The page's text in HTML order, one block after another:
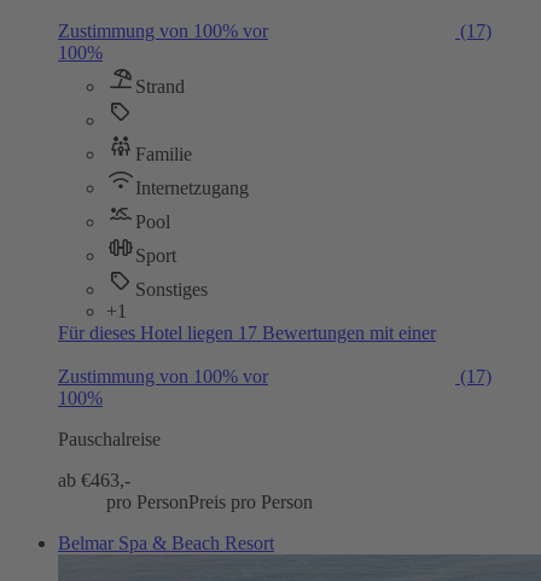
Zustimmung von 100% vor
(17)
100%
Strand
Familie
Internetzugang
Pool
Sport
Sonstiges
+1
Für dieses Hotel liegen 17 Bewertungen mit einer
Zustimmung von 100% vor
(17)
100%
Pauschalreise
ab €463,-
pro PersonPreis pro Person
Belmar Spa & Beach Resort